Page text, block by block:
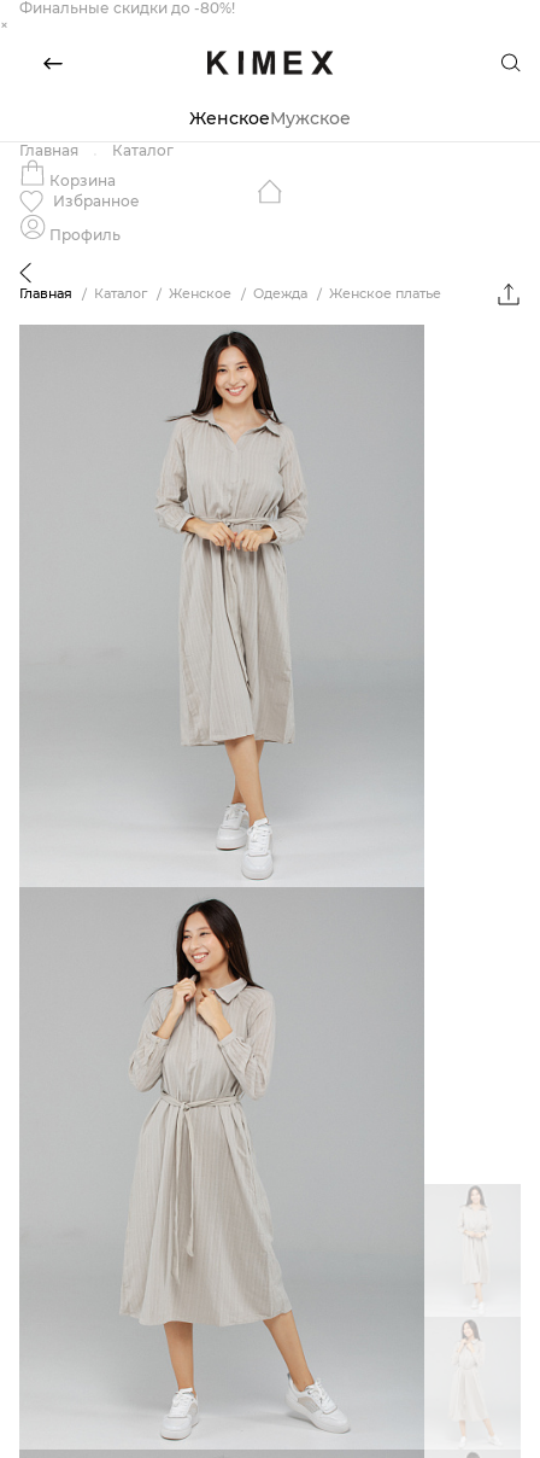
Финальные скидки до -80%!
×
ЖенскоеМужское
Главная
Каталог
Корзина
Избранное
Профиль
Главная Каталог Женское Одежда Женское платье